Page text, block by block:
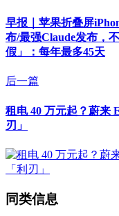
早报｜苹果折叠屏
布/最强Claude发布，
假」：每年最多45天
后一篇
租电 40 万元起？蔚来
刃」
同类信息